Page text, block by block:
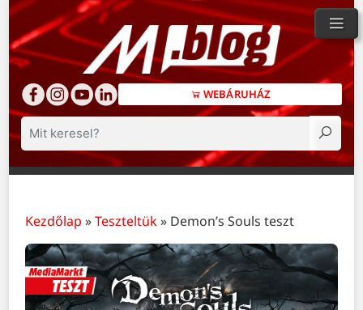
WEBÁRUHÁZ
Keresés
Kezdőlap »Teszteltük» Demon’s Souls teszt